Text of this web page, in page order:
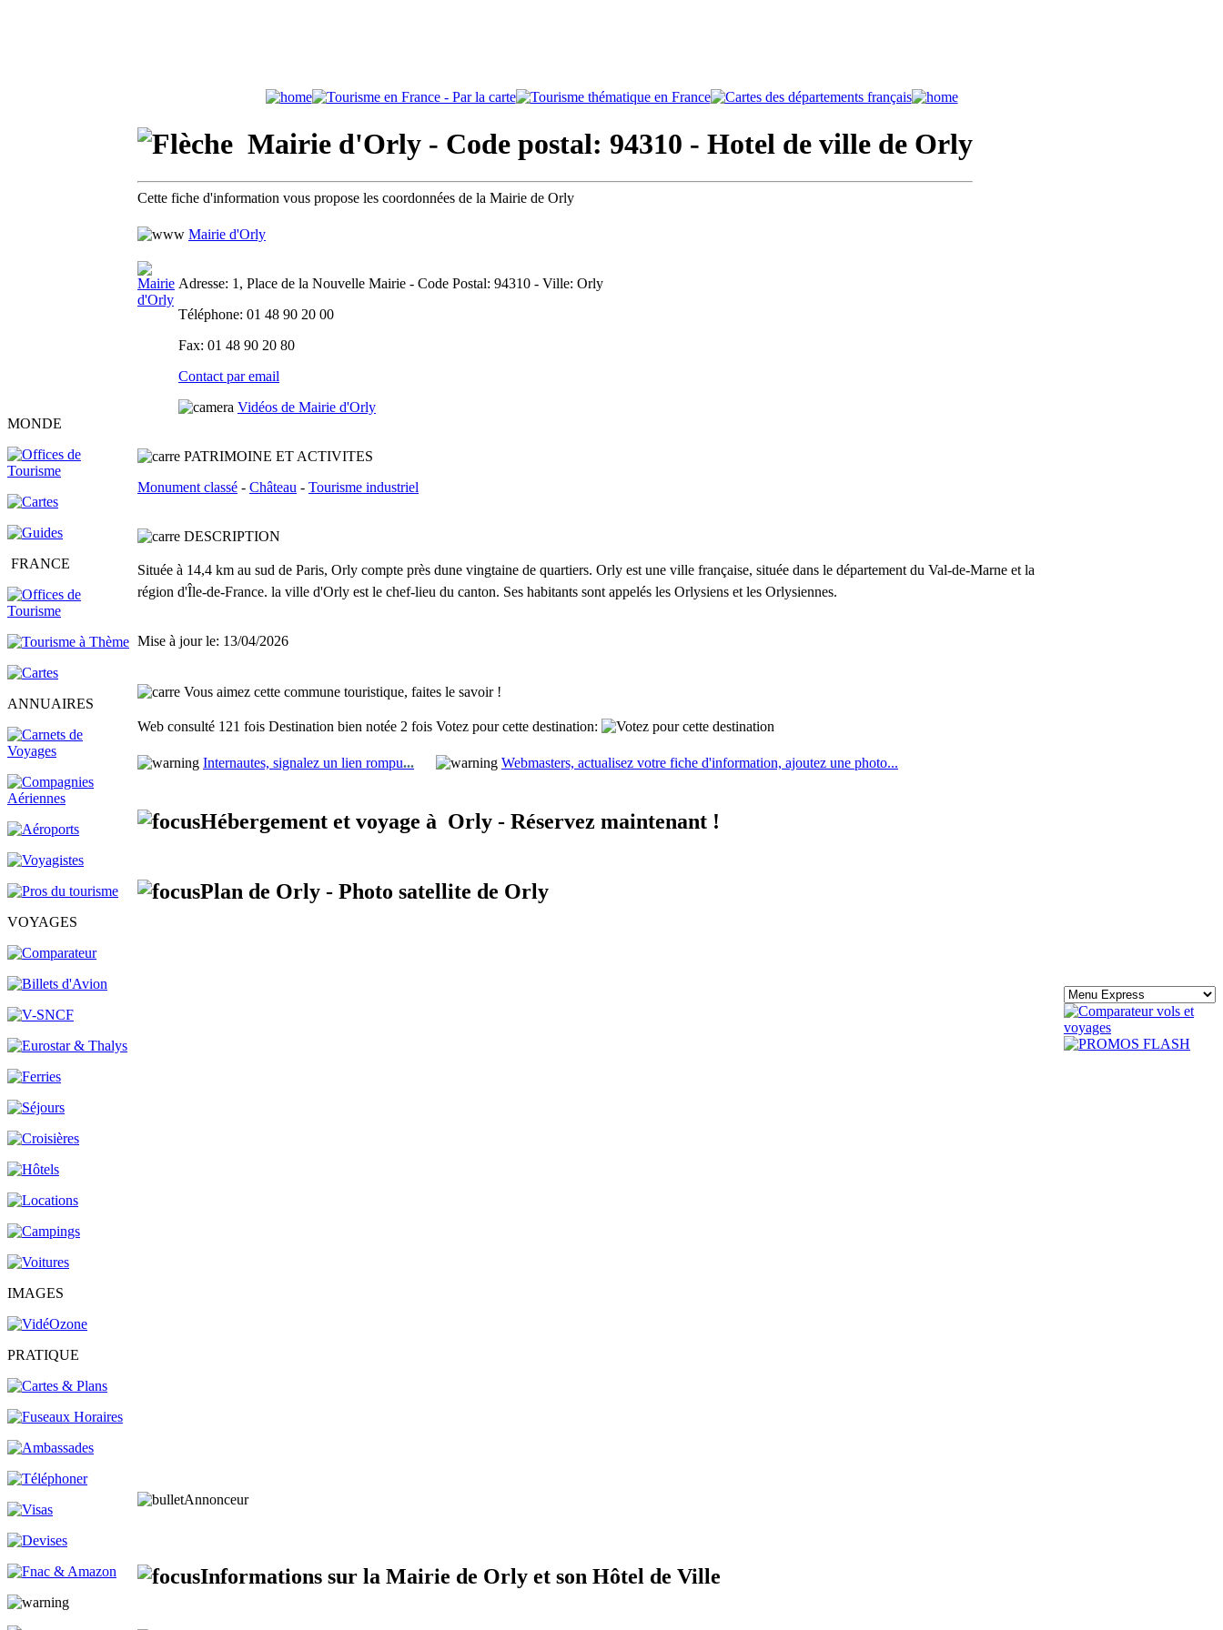
MONDE
FRANCE
ANNUAIRES
VOYAGES
IMAGES
PRATIQUE
Mairie d'Orly - Code postal: 94310 - Hotel de ville de Orly
Cette fiche d'information vous propose les coordonnées de la Mairie de Orly
Mairie d'Orly
Adresse: 1, Place de la Nouvelle Mairie - Code Postal: 94310 - Ville: Orly
Téléphone: 01 48 90 20 00
Fax: 01 48 90 20 80
Contact par email
Vidéos de Mairie d'Orly
PATRIMOINE ET ACTIVITES
Monument classé - Château - Tourisme industriel
DESCRIPTION
Située à 14,4 km au sud de Paris, Orly compte près dune vingtaine de quartiers. Orly est une ville française, située dans le département du Val-de-Marne et la
région d'Île-de-France. la ville d'Orly est le chef-lieu du canton. Ses habitants sont appelés les Orlysiens et les Orlysiennes.
Mise à jour le: 13/04/2026
Vous aimez cette commune touristique, faites le savoir !
Web consulté 121 fois Destination bien notée 2 fois Votez pour cette destination:
Internautes, signalez un lien rompu... Webmasters, actualisez votre fiche d'information, ajoutez une photo...
Hébergement et voyage à Orly - Réservez maintenant !
Plan de Orly - Photo satellite de Orly
Annonceur
Informations sur la Mairie de Orly et son Hôtel de Ville